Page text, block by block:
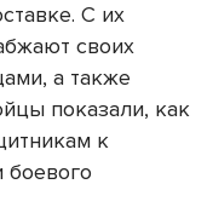
С их
своих
а также
показали, как
к